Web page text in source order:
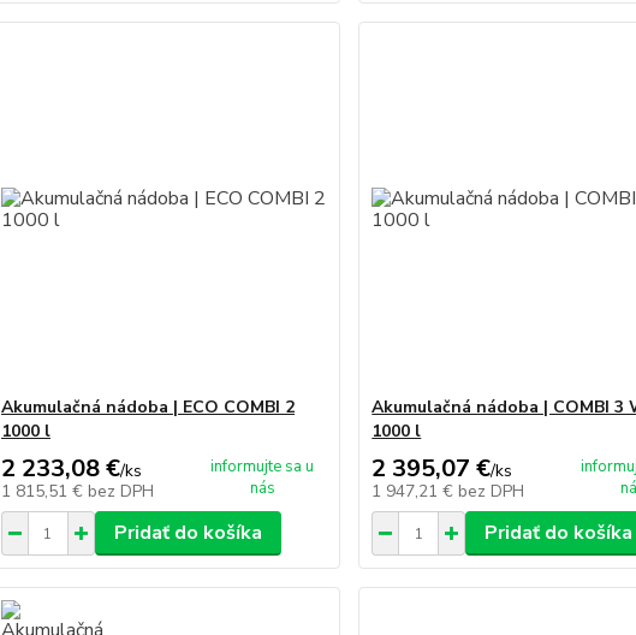
Akumulačná nádoba | ECO COMBI 2
1000 l
2 233,08 €/ks
1 815,51 € bez DPH
informujte sa u
nás
Pridať do košíka
Akumulačná nádoba | COMBI 3
1000 l
2 395,07 €/ks
1 947,21 € bez DPH
Pridať do košíka